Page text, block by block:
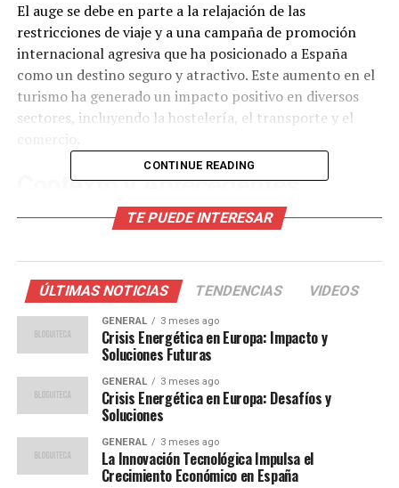
El auge se debe en parte a la relajación de las
restricciones de viaje y a una campaña de promoción
internacional agresiva que ha posicionado a España
como un destino seguro y atractivo. Este aumento en el
turismo ha generado un impacto positivo en diversos
sectores, incluyendo la hostelería, el transporte y el
Contexto y Antecedentes
España ha sido tradicionalmente uno de los destinos
rica historia, cultura vibrante y paisajes diversos. Sin
embargo, la pandemia de COVID-19 afectó gravemente
al sector, con una caída del 77% en el número de
visitantes en 2020. La recuperación ha sido gradual,
pero los esfuerzos recientes han dado frutos.
El Ministerio de Turismo ha implementado varias
iniciativas para revitalizar el sector, incluyendo
incentivos fiscales para empresas turísticas y una
campaña de marketing digital dirigida a mercados clave
como el Reino Unido, Alemania y Francia.
CONTINUE READING
TE PUEDE INTERESAR
ÚLTIMAS NOTICIAS TENDENCIAS VIDEOS
GENERAL 3 meses ago
Crisis Energética en Europa: Impacto y
Soluciones Futuras
GENERAL 3 meses ago
Crisis Energética en Europa: Desafíos y
Soluciones
GENERAL 3 meses ago
La Innovación Tecnológica Impulsa el
Crecimiento Económico en España